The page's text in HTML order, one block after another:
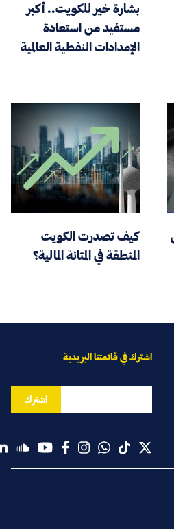
بشارة خير للكويت.. أكبر
مستفيد من استعادة
الإمدادات النفطية العالمية
كيف تصدرت الكويت
المنطقة في المتانة المالية؟
اشترك في قائمتنا البريدية
اشترك